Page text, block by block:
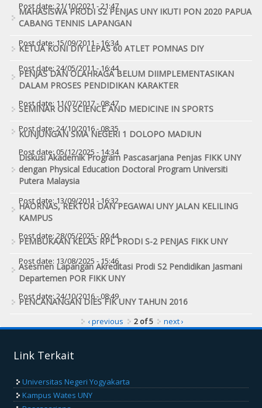
Post date:21/10/2021 - 21:47
MAHASISWA PRODI S2 PENJAS UNY IKUTI PON 2020 PAPUA
CABANG TENNIS LAPANGAN
Post date:15/09/2011 - 16:34
KETUA KONI DIY LEPAS 60 ATLET POMNAS DIY
Post date: 24/05/2011 - 16:44
PENJAS DAN OLAHRAGA BELUM DIIMPLEMENTASIKAN
DALAM PROSES PENDIDIKAN KARAKTER
Post date: 11/07/2017 - 08:47
SEMINAR ON SCIENCE AND MEDICINE IN SPORTS
Post date:24/10/2016 - 08:35
KUNJUNGAN SMA NEGERI 1 DOLOPO MADIUN
Post date:05/12/2025 - 14:34
Diskusi Akademik Program Pascasarjana Penjas FIKK UNY
dengan Physical Education Doctoral Program Universiti
Putera Malaysia
Post date:13/09/2011 - 16:32
HAORNAS, REKTOR DAN PEGAWAI UNY JALAN KELILING
KAMPUS
Post date:28/05/2025 - 00:44
PEMBUKAAN KELAS RPL PRODI S-2 PENJAS FIKK UNY
Post date: 13/08/2025 - 15:46
Asesmen Lapangan Akreditasi Prodi S2 Pendidikan Jasmani
Departemen POR FIKK UNY
Post date:24/10/2016 - 08:49
PENCANANGAN DIES FIK UNY TAHUN 2016
‹ previous 2 of 5 next ›
Link Terkait
Universitas Negeri Yogyakarta
Kampus Wates UNY